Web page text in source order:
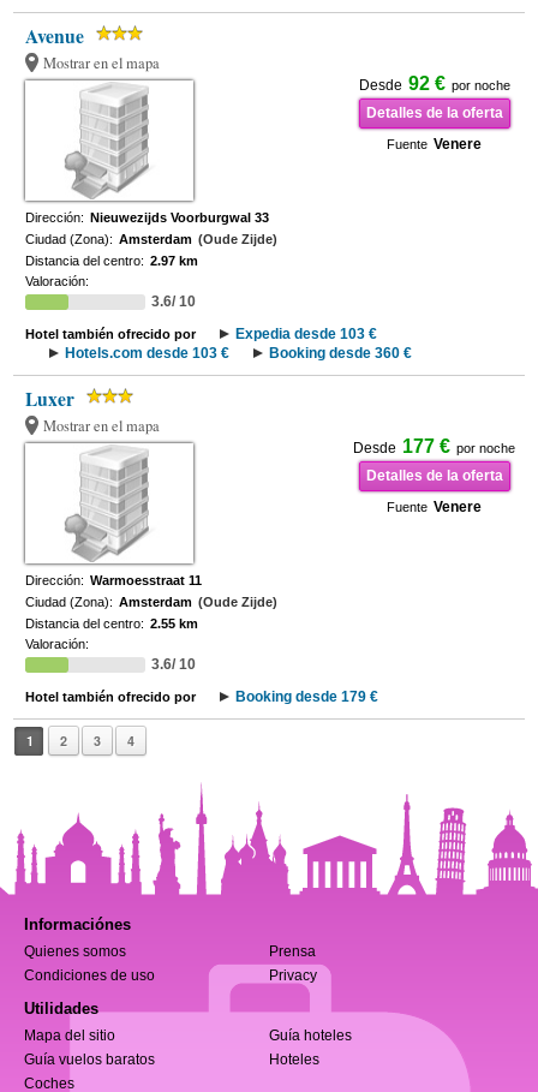
Avenue
Mostrar en el mapa
Desde 92 € por noche
Detalles de la oferta
Fuente Venere
Dirección: Nieuwezijds Voorburgwal 33
Ciudad (Zona): Amsterdam (Oude Zijde)
Distancia del centro: 2.97 km
Valoración:
3.6/ 10
Hotel también ofrecido por
Expedia desde 103 €
Hotels.com desde 103 €
Booking desde 360 €
Luxer
Mostrar en el mapa
Desde 177 € por noche
Detalles de la oferta
Fuente Venere
Dirección: Warmoesstraat 11
Ciudad (Zona): Amsterdam (Oude Zijde)
Distancia del centro: 2.55 km
Valoración:
3.6/ 10
Hotel también ofrecido por Booking desde 179 €
1 2 3 4
Informaciónes
Quienes somos
Prensa
Condiciones de uso
Privacy
Utilidades
Mapa del sitio
Guía hoteles
Guía vuelos baratos
Hoteles
Coches